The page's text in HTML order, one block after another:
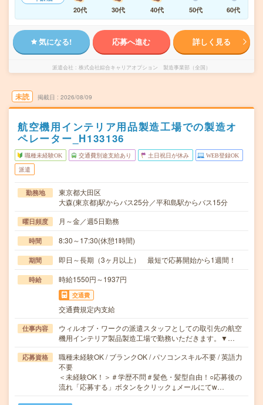
20代
30代 40代 50代 60代
気になる! 応募へ進む 詳しく見る
派遣会社 株式会社綜合キャリアオプション 製造事業部（全国）
未読 掲載日 2026/08/09
航空機用インテリア用品製造工場での製造オ
ペレーター_H133136
職種未経験OK 交通費別途支給あり 土日祝日が休み WEB登録OK
派遣
勤務地
東京都大田区
大森(東京都)駅からバス25分／平和島駅からバス15分
曜日頻度 月～金／週5日勤務
時間 8:30～17:30(休憩1時間)
期間 即日～長期（3ヶ月以上） 最短で応募開始から1週間！
時給 時給1550円～1937円
交通費
交通費規定内支給
仕事内容
ウィルオブ・ワークの派遣スタッフとしての取引先の航空
機用インテリア製品製造工場で勤務いただきます。▼…
応募資格
職種未経験OK / ブランクOK / パソコンスキル不要 / 英語力
不要
＜未経験OK！＞＃学歴不問＃髪色・髪型自由！○応募後の
流れ「応募する」ボタンをクリック↓メールにてw…